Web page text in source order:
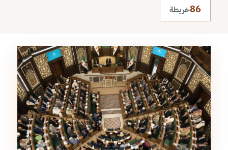
86خريطة